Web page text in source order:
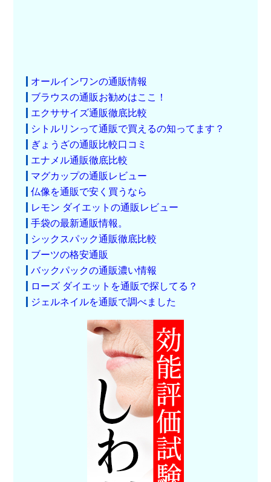
オールインワンの通販情報
ブラウスの通販お勧めはここ！
エクササイズ通販徹底比較
シトルリンって通販で買えるの知ってます？
ぎょうざの通販比較口コミ
エナメル通販徹底比較
マグカップの通販レビュー
仏像を通販で安く買うなら
レモン ダイエットの通販レビュー
手袋の最新通販情報。
シックスパック通販徹底比較
ブーツの格安通販
バックパックの通販濃い情報
ローズ ダイエットを通販で探してる？
ジェルネイルを通販で調べました